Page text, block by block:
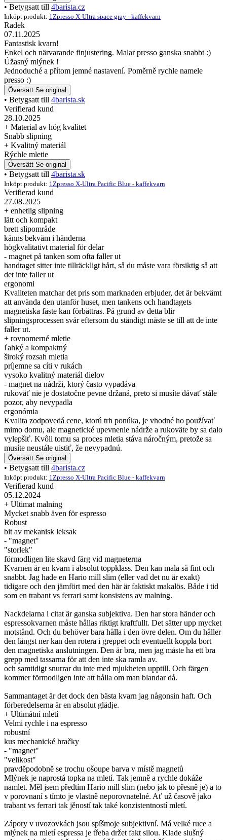
• Betygsatt till 4barista.cz
Inköpt produkt: 1Zpresso X-Ultra space gray - kaffekvarn
Radek
07.11.2025
Fantastisk kvarn!
Enkel och närvarande finjustering. Malar presso ganska snabbt :)
Úžasný mlýnek !
Jednoduché a přítom jemné nastavení. Poměrně rychle namele
presso :)
Översätt Se original
• Betygsatt till 4barista.sk
Verifierad kund
28.10.2025
+ Material av hög kvalitet
Snabb slipning
+ Kvalitný materiál
Rýchle mletie
Översätt Se original
• Betygsatt till 4barista.sk
Inköpt produkt: 1Zpresso X-Ultra Pacific Blue - kaffekvarn
Verifierad kund
27.08.2025
+ enhetlig slipning
lätt och kompakt
brett slipområde
känns bekväm i händerna
högkvalitativt material för delar
- magnet på tanken som ofta faller ut
handtaget sitter inte tillräckligt hårt, så du måste vara försiktig så att
det inte faller ut
ergonomi
Kvaliteten matchar det pris som marknaden erbjuder, det är bekvämt
att använda den utanför huset, men tankens och handtagets
magnetiska fäste kan förbättras. På grund av detta blir
slipningsprocessen svår eftersom du ständigt måste se till att de inte
faller ut.
+ rovnomerné mletie
ľahký a kompaktný
široký rozsah mletia
príjemne sa cíti v rukách
vysoko kvalitný materiál dielov
- magnet na nádrži, ktorý často vypadáva
rukoväť nie je dostatočne pevne držaná, preto si musíte dávať stále
pozor, aby nevypadla
ergonómia
Kvalita zodpovedá cene, ktorú trh ponúka, je vhodné ho používať
mimo domu, ale magnetické upevnenie nádrže a rukoväte by sa dalo
vylepšiť. Kvôli tomu sa proces mletia stáva náročným, pretože sa
musíte neustále uistiť, že nevypadnú.
Översätt Se original
• Betygsatt till 4barista.cz
Inköpt produkt: 1Zpresso X-Ultra Pacific Blue - kaffekvarn
Verifierad kund
05.12.2024
+ Ultimat malning
Mycket snabb även för espresso
Robust
bit av mekanisk leksak
- "magnet"
"storlek"
förmodligen lite skavd färg vid magneterna
Kvarnen är en kvarn i absolut toppklass. Den kan mala så fint och
snabbt. Jag hade en Hario mill slim (eller vad det nu är exakt)
tidigare och den jämfört med den här är faktiskt makalös. Både i tid
som en trabant vs ferrari samt konsistens av malning.
Nackdelarna i citat är ganska subjektiva. Den har stora händer och
espressokvarnen måste hållas riktigt kraftfullt. Det sätter upp mycket
motstånd. Och du behöver bara hålla i den övre delen. Om du håller
den längst ner kan den rotera i greppet och eventuellt koppla bort
den magnetiska anslutningen. Den är bra, men jag måste ha ett bra
grepp med tassarna för att den inte ska ramla av.
och samtidigt snurrar du inte med mjukheten upptill. Och färgen
kommer förmodligen inte att hålla om man blandar då.
Sammantaget är det dock den bästa kvarn jag någonsin haft. Och
förberedelserna är en absolut glädje.
+ Ultimátní mletí
Velmi rychle i na espresso
robustní
kus mechanické hračky
- "magnet"
"velikost"
pravděpodobně se trochu ošoupe barva v místě magnetů
Mlýnek je naprostá topka na mletí. Tak jemně a rychle dokáže
namlet. Měl jsem předtím Hario mill slim (nebo jak to přesně je) a to
v porovnaní s tímto je vlastně neporovnatelné. Ať už časově jako
trabant vs ferrari tak jěností tak také konzistentností mletí.
Zápory v uvozovkách jsou spíšmoje subjektivní. Má velké ruce a
mlýnek na mletí espressa je třeba držet fakt silou. Klade slušný